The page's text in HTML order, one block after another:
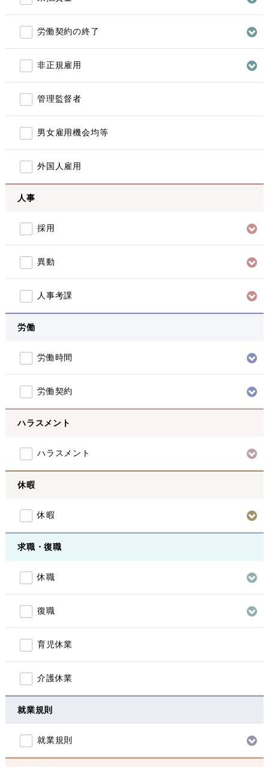
労働契約の終了
非正規雇用
管理監督者
男女雇用機会均等
外国人雇用
人事
採用
異動
人事考課
労働
労働時間
労働契約
ハラスメント
ハラスメント
休暇
休暇
求職・復職
休職
復職
育児休業
介護休業
就業規則
就業規則